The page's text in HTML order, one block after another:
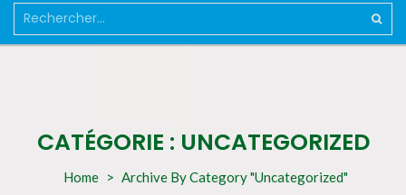
Rechercher :
CATÉGORIE : UNCATEGORIZED
Home > Archive By Category "Uncategorized"